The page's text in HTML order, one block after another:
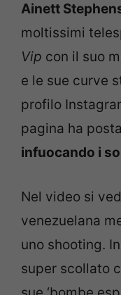
Ainett
moltissimi
Vip con il suo
e le sue curve
profilo
pagina ha
infuocando i
Nel video si
venezuelana
uno shooting.
super scollato